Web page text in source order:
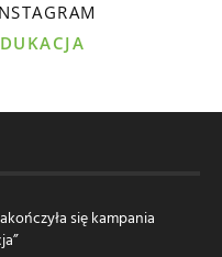
się kampania